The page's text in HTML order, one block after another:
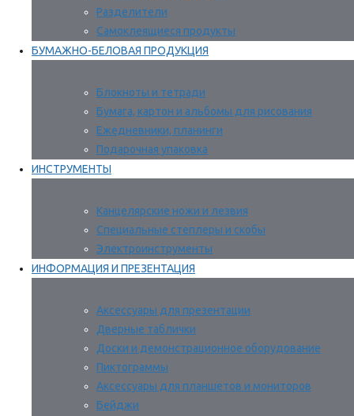
Разделители
Самоклеящиеся продукты
БУМАЖНО-БЕЛОВАЯ ПРОДУКЦИЯ
Блокноты и тетради
Бумага, картон и альбомы для рисования
Ежедневники, планинги
Подарочная упаковка
ИНСТРУМЕНТЫ
Канцелярские ножи и лезвия
Специальные степлеры и скобы
Электроинструменты
ИНФОРМАЦИЯ И ПРЕЗЕНТАЦИЯ
Аксессуары для презентации
Дверные таблички
Доски и демонстрационное оборудование
Пиктограммы
Аксессуары для планшетов и мониторов
Бейджи